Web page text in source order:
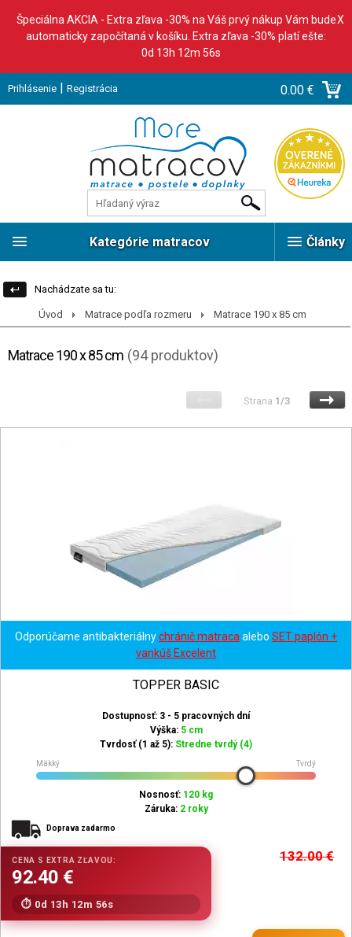
Špeciálna AKCIA - Extra zľava -30% na Váš prvý nákup Vám bude
automaticky započítaná v košíku. Extra zľava -30% platí ešte:
0d 13h 12m 54s
X
Prihlásenie | Registrácia 0.00 €
Články
Kategórie matracov
Nachádzate sa tu:
Úvod Matrace podľa rozmeru Matrace 190 x 85 cm
Matrace 190 x 85 cm (94 produktov)
Strana 1/3
Odporúčame antibakteriálnychránič matraca alebo SET paplón +
vankúš Excelent
TOPPER BASIC
Dostupnosť: 3 - 5 pracovných dní
Výška: 5 cm
Tvrdosť (1 až 5): Stredne tvrdý (4)
Mäkký Tvrdý
Nosnosť: 120 kg
Záruka: 2 roky
Doprava zadarmo
132.00€
0d 13h 12m 54s